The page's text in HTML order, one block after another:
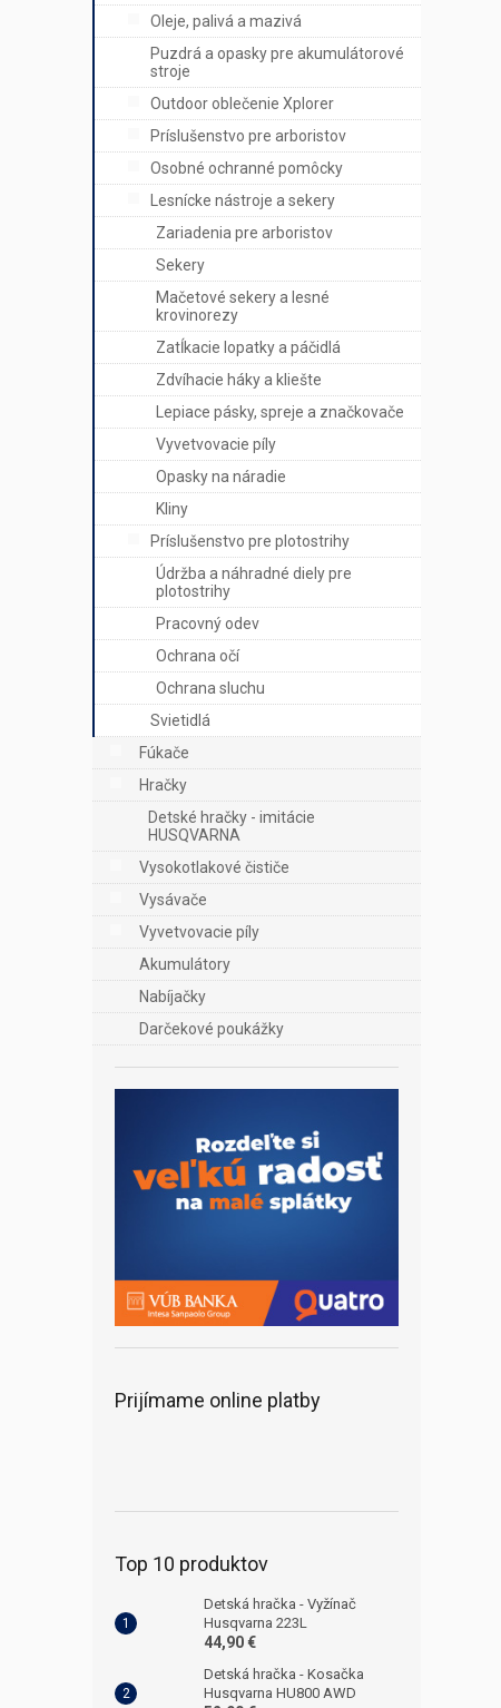
Oleje, palivá a mazivá
Puzdrá a opasky pre akumulátorové
stroje
Outdoor oblečenie Xplorer
Príslušenstvo pre arboristov
Osobné ochranné pomôcky
Lesnícke nástroje a sekery
Zariadenia pre arboristov
Sekery
Mačetové sekery a lesné
krovinorezy
Zatĺkacie lopatky a páčidlá
Zdvíhacie háky a kliešte
Lepiace pásky, spreje a značkovače
Vyvetvovacie píly
Opasky na náradie
Kliny
Príslušenstvo pre plotostrihy
Údržba a náhradné diely pre
plotostrihy
Pracovný odev
Ochrana očí
Ochrana sluchu
Svietidlá
Fúkače
Hračky
Detské hračky - imitácie
HUSQVARNA
Vysokotlakové čističe
Vysávače
Vyvetvovacie píly
Akumulátory
Nabíjačky
Darčekové poukážky
Prijímame online platby
Top 10 produktov
Detská hračka - Vyžínač
Husqvarna 223L
44,90 €
Detská hračka - Kosačka
Husqvarna HU800 AWD